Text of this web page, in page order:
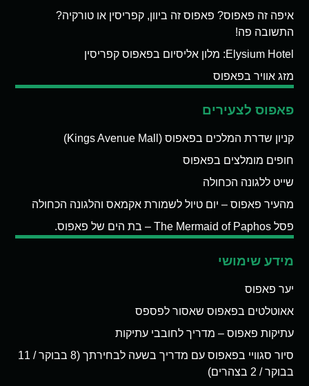
איפה זה פאפוס? פאפוס זה ביוון, קפריסין או טורקיה?
התשובה פה!
Elysium Hotel: מלון אליסיום בפאפוס קפריסין
מזג אוויר בפאפוס
פאפוס לצעירים
קניון שדרת המלכים בפאפוס (Kings Avenue Mall)
חופים מומלצים בפאפוס
שייט ללגונה הכחולה
מהעיר פאפוס – יום טיול לשמורת אקמאס והלגונה הכחולה
פסל The Mermaid of Paphos – בת הים של פאפוס.
מידע שימושי
יער פאפוס
אאוטלטים בפאפוס שאסור לפספס
עתיקות פאפוס – מדריך לחובבי עתיקות
סיור סגוויי בפאפוס עם מדריך בשעה לבחירתך (8 בבוקר / 11
בבוקר / 2 בצהרים)